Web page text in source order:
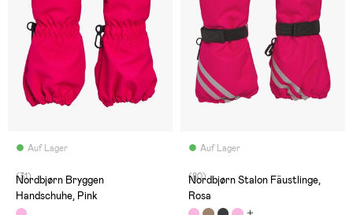
Auf Lager
(31)
Nordbjørn Bryggen
Handschuhe, Pink
Auf Lager
(80)
Nordbjørn Stalon Fäustlinge,
Rosa